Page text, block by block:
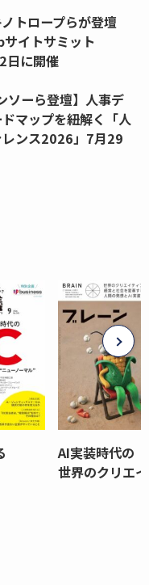
トロープらが登壇
サイトサミット
日に開催
ソーら登壇】人事デ
マップを紐解く「人
ンス2026」7月29
AI実装時代の
世界のクリエ